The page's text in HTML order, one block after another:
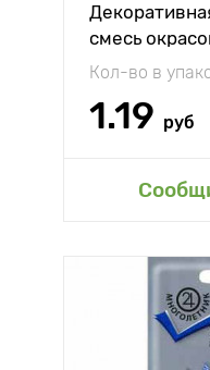
смесь
Кол-во в
1.19 руб